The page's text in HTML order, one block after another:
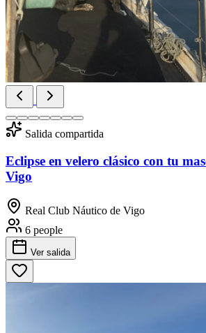
Salida compartida
Eclipse en velero clásico con tu
Vigo
Real Club Náutico de Vigo
6 people
Ver salida